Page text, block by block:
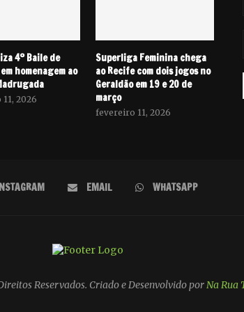
4º Baile de
homenagem ao
2026
Superliga Feminina chega
ao Recife com dois jogos no
Geraldão em 19 e 20 de
março
fevereiro 11, 2026
EMAIL WHATSAPP
Reservados. Criado e Desenvolvido porNa Rua